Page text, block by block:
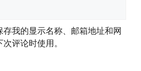
存我的显示名称、邮箱地址和网
评论时使用。